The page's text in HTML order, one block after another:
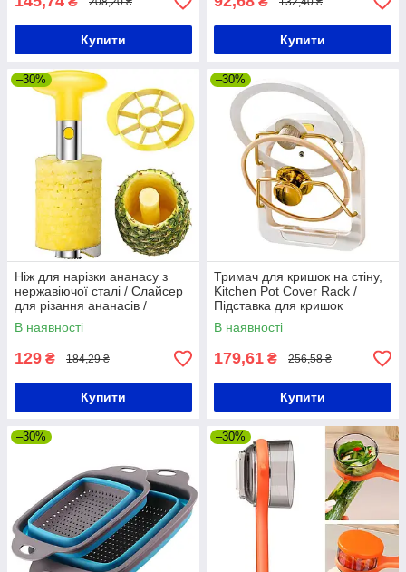
Купити Купити
–30%
Ніж для нарізки ананасу з
нержавіючої сталі / Слайсер
для різання ананасів /
Пристрій для очищення
ананасу
В наявності
129 ₴ 184,29 ₴
Купити
–30%
Тримач для кришок на стіну,
Kitchen Pot Cover Rack /
Підставка для кришок
каструль
В наявності
179,61 ₴ 256,58 ₴
Купити
–30% –30%